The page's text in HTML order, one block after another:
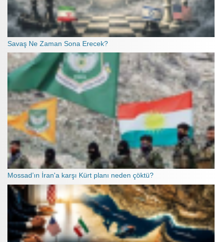
Savaş Ne Zaman Sona Erecek?
Mossad’ın İran'a karşı Kürt planı neden çöktü?